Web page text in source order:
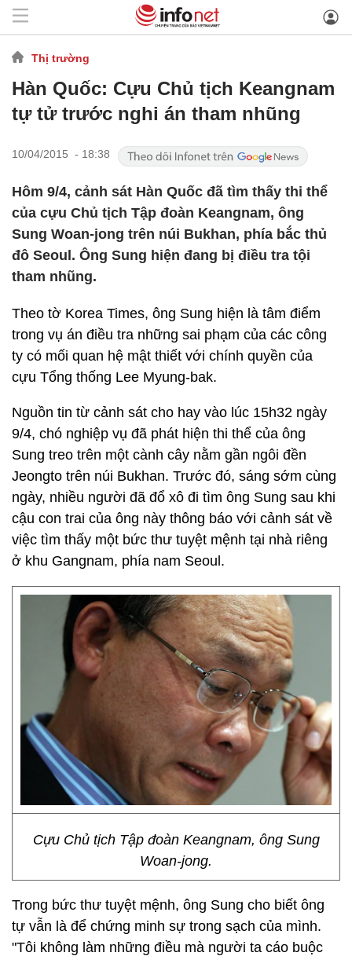
Thị trường
Hàn Quốc: Cựu Chủ tịch Keangnam
tự tử trước nghi án tham nhũng
10/04/2015 - 18:38
Hôm 9/4, cảnh sát Hàn Quốc đã tìm thấy thi thể
của cựu Chủ tịch Tập đoàn Keangnam, ông
Sung Woan-jong trên núi Bukhan, phía bắc thủ
đô Seoul. Ông Sung hiện đang bị điều tra tội
tham nhũng.
Theo tờ Korea Times, ông Sung hiện là tâm điểm
trong vụ án điều tra những sai phạm của các công
ty có mối quan hệ mật thiết với chính quyền của
cựu Tổng thống Lee Myung-bak.
Nguồn tin từ cảnh sát cho hay vào lúc 15h32 ngày
9/4, chó nghiệp vụ đã phát hiện thi thể của ông
Sung treo trên một cành cây nằm gần ngôi đền
Jeongto trên núi Bukhan. Trước đó, sáng sớm cùng
ngày, nhiều người đã đổ xô đi tìm ông Sung sau khi
cậu con trai của ông này thông báo với cảnh sát về
việc tìm thấy một bức thư tuyệt mệnh tại nhà riêng
ở khu Gangnam, phía nam Seoul.
Cựu Chủ tịch Tập đoàn Keangnam, ông Sung
Woan-jong.
Trong bức thư tuyệt mệnh, ông Sung cho biết ông
tự vẫn là để chứng minh sự trong sạch của mình.
"Tôi không làm những điều mà người ta cáo buộc